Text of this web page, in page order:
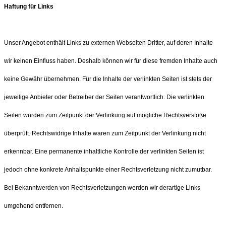
Haftung für Links
Unser Angebot enthält Links zu externen Webseiten Dritter, auf deren Inhalte
wir keinen Einfluss haben. Deshalb können wir für diese fremden Inhalte auch
keine Gewähr übernehmen. Für die Inhalte der verlinkten Seiten ist stets der
jeweilige Anbieter oder Betreiber der Seiten verantwortlich. Die verlinkten
Seiten wurden zum Zeitpunkt der Verlinkung auf mögliche Rechtsverstöße
überprüft. Rechtswidrige Inhalte waren zum Zeitpunkt der Verlinkung nicht
erkennbar. Eine permanente inhaltliche Kontrolle der verlinkten Seiten ist
jedoch ohne konkrete Anhaltspunkte einer Rechtsverletzung nicht zumutbar.
Bei Bekanntwerden von Rechtsverletzungen werden wir derartige Links
umgehend entfernen.